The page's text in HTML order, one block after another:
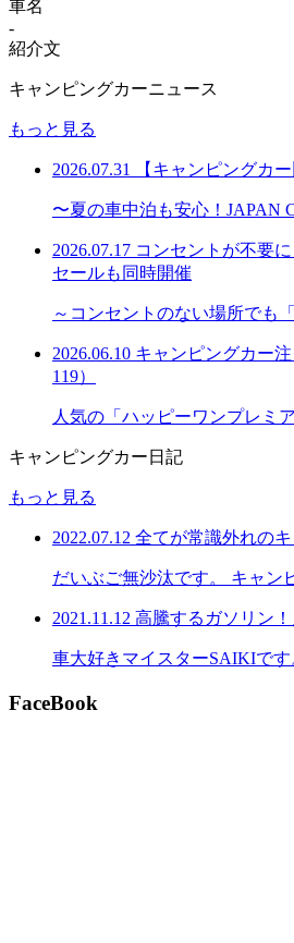
車名
-
紹介文
キャンピングカーニュース
もっと見る
2026.07.31 【キャンピングカ
〜夏の車中泊も安心！JAPAN
2026.07.17 コンセントが不要
セールも同時開催
～コンセントのない場所でも
2026.06.10 キャンピングカー
119）
人気の「ハッピーワンプレミ
キャンピングカー日記
もっと見る
2022.07.12 全てが常識外れの
だいぶご無沙汰です。 キャン
2021.11.12 高騰するガソリン
車大好きマイスターSAIKIで
FaceBook